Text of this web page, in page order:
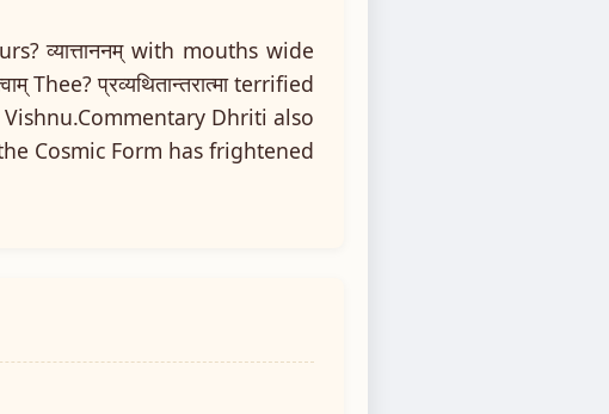
व्यात्ताननम् with mouths wide
Thee? प्रव्यथितान्तरात्मा terrified
Vishnu.Commentary Dhriti also
Cosmic Form has frightened